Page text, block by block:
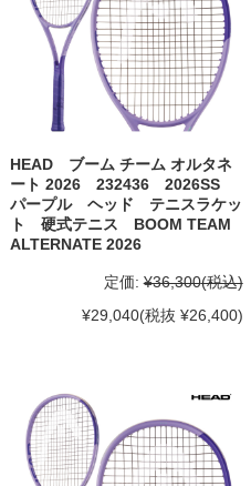
HEAD ブーム チーム オルタネ
ート 2026 232436 2026SS
パープル ヘッド テニスラケッ
ト 硬式テニス BOOM TEAM
ALTERNATE 2026
定価: ¥36,300(税込)
¥29,040(税抜 ¥26,400)